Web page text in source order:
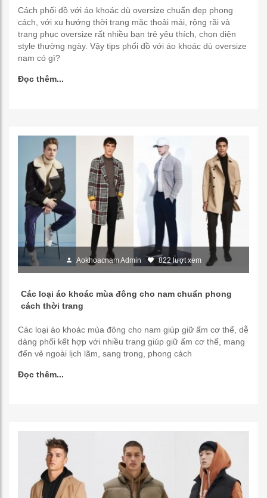
Cách phối đồ với áo khoác dù oversize chuẩn đẹp phong
cách, với xu hướng thời trang mặc thoải mái, rộng rãi và
trang phục oversize rất nhiều bạn trẻ yêu thích, chọn diện
style thường ngày. Vậy tips phối đồ với áo khoác dù oversize
nam có gì?
Đọc thêm...
Aokhoacnam Admin 822 lượt xem
Các loại áo khoác mùa đông cho nam chuẩn phong
cách thời trang
Các loại áo khoác mùa đông cho nam giúp giữ ấm cơ thể, dễ
dàng phối kết hợp với nhiều trang giúp giữ ấm cơ thể, mang
đến vẻ ngoài lịch lãm, sang trong, phong cách
Đọc thêm...